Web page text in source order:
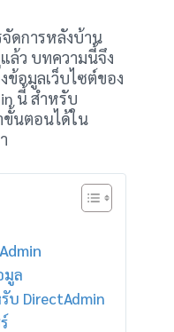
จัดการหลังบ้าน
ล้ว บทความนี้จึง
ข้อมูลเว็บไซต์ของ
นี้ สำหรับ
ขั้นตอนได้ใน
มูล
DirectAdmin